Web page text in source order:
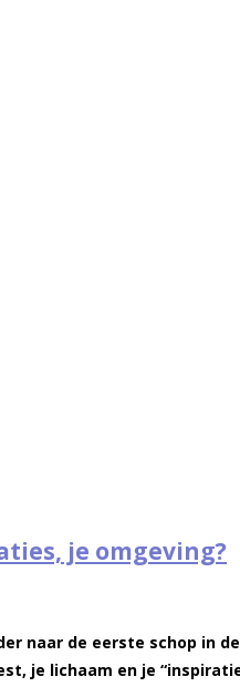
je omgeving?
naar de eerste schop in
je lichaam en je